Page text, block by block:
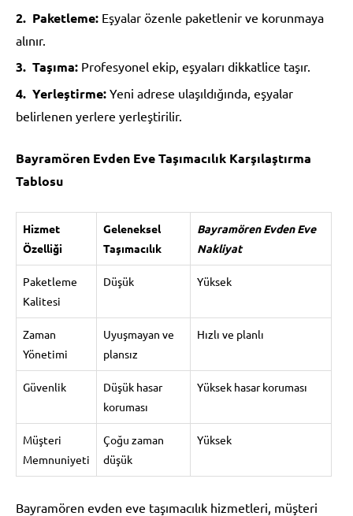
Paketleme: Eşyalar özenle paketlenir ve korunmaya
alınır.
Taşıma: Profesyonel ekip, eşyaları dikkatlice taşır.
Yerleştirme: Yeni adrese ulaşıldığında, eşyalar
belirlenen yerlere yerleştirilir.
Bayramören Evden Eve Taşımacılık Karşılaştırma
Tablosu
Hizmet
Özelliği
Geleneksel
Taşımacılık
Bayramören Evden Eve
Nakliyat
Paketleme
Kalitesi
Düşük Yüksek
Zaman
Yönetimi
Uyuşmayan ve
plansız
Hızlı ve planlı
Güvenlik
Düşük hasar
koruması
Yüksek hasar koruması
Müşteri
Memnuniyeti
Çoğu zaman
düşük
Yüksek
Bayramören evden eve taşımacılık hizmetleri, müşteri